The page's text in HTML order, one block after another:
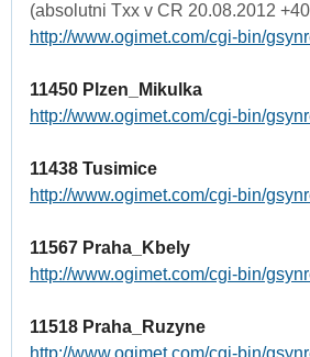
(absolutni Txx v CR 20.08.2012
http://www.ogimet.com/cgi-bin/
11450 Plzen_Mikulka
http://www.ogimet.com/cgi-bin/
11438 Tusimice
http://www.ogimet.com/cgi-bin/
11567 Praha_Kbely
http://www.ogimet.com/cgi-bin/
11518 Praha_Ruzyne